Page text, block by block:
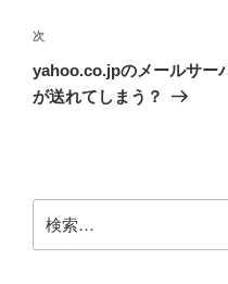
ゲ
ー
シ
次
の
投
次
yahoo.co.jpのメールサー
が送れてしまう？
索: